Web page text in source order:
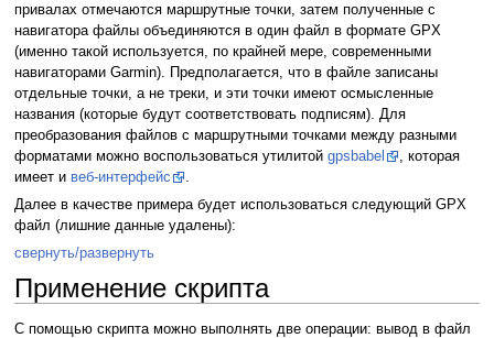
привалах отмечаются маршрутные точки, затем полученные с
навигатора файлы объединяются в один файл в формате GPX
(именно такой используется, по крайней мере, современными
навигаторами Garmin). Предполагается, что в файле записаны
отдельные точки, а не треки, и эти точки имеют осмысленные
названия (которые будут соответствовать подписям). Для
преобразования файлов с маршрутными точками между разными
форматами можно воспользоваться утилитой gpsbabel
, которая
имеет и веб-интерфейс
Далее в качестве примера будет использоваться следующий GPX
файл (лишние данные удалены):
свернуть/развернуть
Применение скрипта
С помощью скрипта можно выполнять две операции: вывод в файл